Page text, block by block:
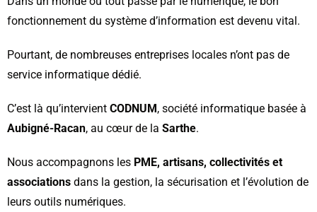
fonctionnement du système d’information est devenu vital.
Pourtant, de nombreuses entreprises locales n’ont pas de
service informatique dédié.
C’est là qu’intervient CODNUM, société informatique basée à
Aubigné-Racan, au cœur de la Sarthe.
Nous accompagnons les PME, artisans, collectivités et
associations dans la gestion, la sécurisation et l’évolution de
leurs outils numériques.